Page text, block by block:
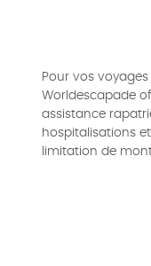
Pour vos
Worldescapade
assistance
hospitalisations
limitation de